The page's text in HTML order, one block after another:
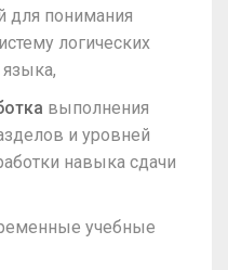
для понимания
логических
выполнения
и уровней
навыка сдачи
учебные